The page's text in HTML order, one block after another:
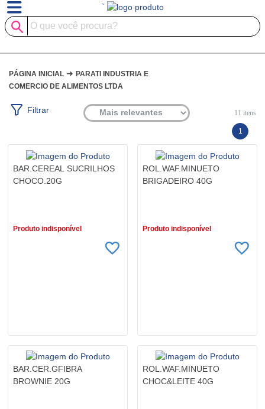
`
PÁGINA INICIAL ➜ PARATI INDUSTRIA E
COMERCIO DE ALIMENTOS LTDA
Filtrar 11 itens
1
BAR.CEREAL SUCRILHOS
CHOCO.20G
Produto indisponível
ROL.WAF.MINUETO
BRIGADEIRO 40G
Produto indisponível
BAR.CER.GFIBRA
BROWNIE 20G
ROL.WAF.MINUETO
CHOC&LEITE 40G